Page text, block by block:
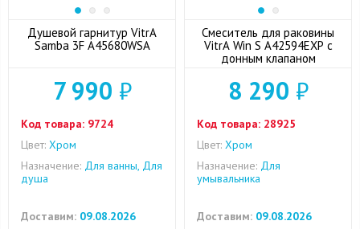
Душевой гарнитур VitrA
Samba 3F A45680WSA
7 990 ₽
Код товара: 9724
Цвет: Хром
Назначение: Для ванны, Для
душа
Доставим: 09.08.2026
Смеситель для раковины
VitrA Win S A42594EXP с
донным клапаном
8 290 ₽
Код товара: 28925
Цвет: Хром
Назначение: Для
умывальника
Доставим: 09.08.2026